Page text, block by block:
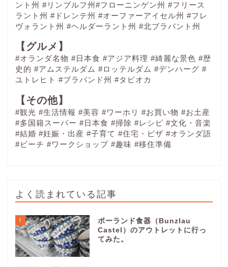
ント州 #リンブルフ州#フローニンゲン州 #フリース
ラント州 #ドレンテ州 #オーファーアイセル州 #フレ
ヴォラント州 #ヘルダーラント州 #北ブラバント州
【グルメ】
#オランダ名物 #日本食 #アジア料理 #綺麗な景色 #歴
史的 #アムステルダム #ロッテルダム #デンハーグ #
ユトレヒト #ブラバンド州 #タピオカ
【その他】
#観光 #生活情報 #美容 #ワーホリ #お買い物 #お土産
#多国籍スーパー #日本食 #掃除 #レシピ #文化・音楽
#結婚 #妊娠・出産 #子育て #住宅・ビザ #オランダ語
#ビーチ #ワークショップ #趣味 #移住準備
よく読まれている記事
1
ポーランド食器（Bunzlau
Castel）のアウトレットに行っ
てみた。